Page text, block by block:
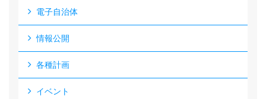
電子自治体
情報公開
各種計画
イベント